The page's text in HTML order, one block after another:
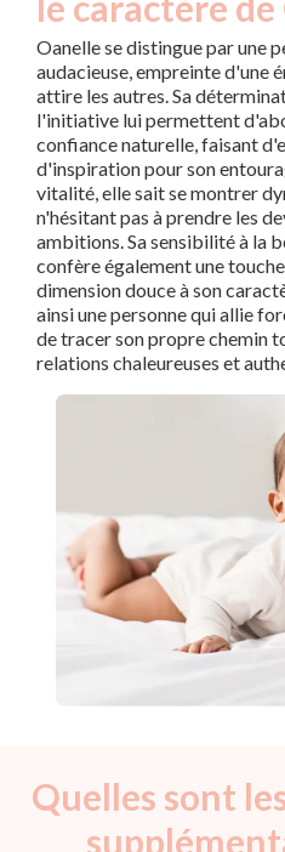
Oanelle se distingue par une
audacieuse, empreinte d'une
attire les autres. Sa
l'initiative lui permettent
confiance naturelle, faisant
d'inspiration pour son
vitalité, elle sait se montrer
n'hésitant pas à prendre les
ambitions. Sa sensibilité à la
confère également une
dimension douce à son
ainsi une personne qui allie
de tracer son propre chemin
relations chaleureuses et
Quelles sont